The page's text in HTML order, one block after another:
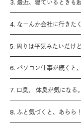
3. 最近、寝ているときも
4. なーんか会社に行きた
5. 周りは平気みたいだけ
6. パソコン仕事が続くと
7. 口臭、 体臭が気になる。
8. ふと気づくと、あらら